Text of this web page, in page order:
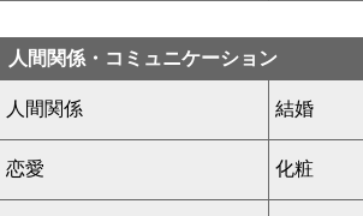
人間関係・コミュニケーション
人間関係 結婚
恋愛 化粧